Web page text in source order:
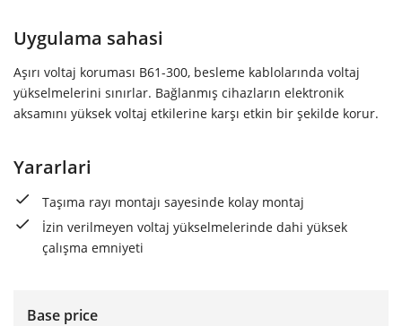
Uygulama sahasi
Aşırı voltaj koruması B61-300, besleme kablolarında voltaj
yükselmelerini sınırlar. Bağlanmış cihazların elektronik
aksamını yüksek voltaj etkilerine karşı etkin bir şekilde korur.
Yararlari
Taşıma rayı montajı sayesinde kolay montaj
İzin verilmeyen voltaj yükselmelerinde dahi yüksek
çalışma emniyeti
Base price